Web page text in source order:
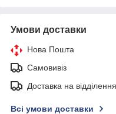
Умови доставки
Нова Пошта
Самовивіз
Доставка на
Всі умови доставки